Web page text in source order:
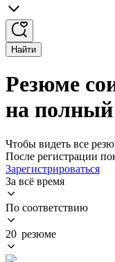
Найти
Резюме
на полный
Чтобы видеть все
После регистрации
Зарегистрироваться
За всё время
По соответствию
20 резюме